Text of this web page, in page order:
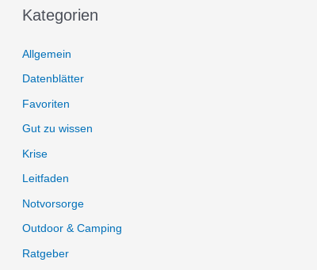
Kategorien
Allgemein
Datenblätter
Favoriten
Gut zu wissen
Krise
Leitfaden
Notvorsorge
Outdoor & Camping
Ratgeber